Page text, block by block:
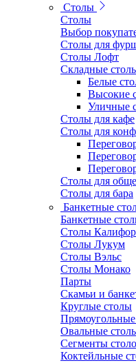
Столы
Столы
Выбор
Столы для
Столы Лофт
Складные
Белые
Высокие
Уличные
Столы для кафе
Столы для
Столы для
Столы для бара
Банкетные
Банкетные
Столы
Столы Лукум
Столы Вэльс
Столы Монако
Парты
Скамьи и
Круглые столы
Овальные
Сегменты
Коктейльные